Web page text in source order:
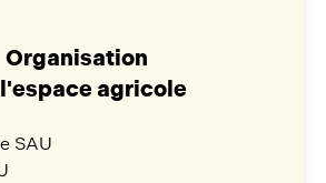
Organisation
agricole
SAU